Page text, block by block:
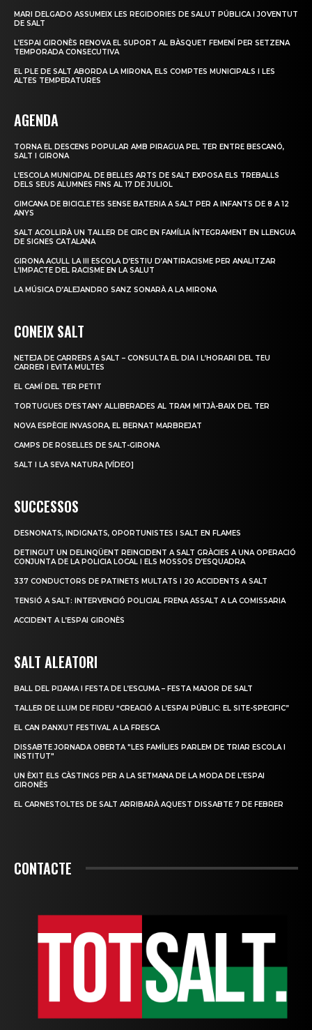
MARI DELGADO ASSUMEIX LES REGIDORIES DE SALUT PÚBLICA I JOVENTUT
DE SALT
L’ESPAI GIRONÈS RENOVA EL SUPORT AL BÀSQUET FEMENÍ PER SETZENA
TEMPORADA CONSECUTIVA
EL PLE DE SALT ABORDA LA MIRONA, ELS COMPTES MUNICIPALS I LES
ALTES TEMPERATURES
AGENDA
TORNA EL DESCENS POPULAR AMB PIRAGUA PEL TER ENTRE BESCANÓ,
SALT I GIRONA
L’ESCOLA MUNICIPAL DE BELLES ARTS DE SALT EXPOSA ELS TREBALLS
DELS SEUS ALUMNES FINS AL 17 DE JULIOL
GIMCANA DE BICICLETES SENSE BATERIA A SALT PER A INFANTS DE 8 A 12
ANYS
SALT ACOLLIRÀ UN TALLER DE CIRC EN FAMÍLIA ÍNTEGRAMENT EN LLENGUA
DE SIGNES CATALANA
GIRONA ACULL LA III ESCOLA D’ESTIU D’ANTIRACISME PER ANALITZAR
L’IMPACTE DEL RACISME EN LA SALUT
LA MÚSICA D’ALEJANDRO SANZ SONARÀ A LA MIRONA
CONEIX SALT
NETEJA DE CARRERS A SALT – CONSULTA EL DIA I L’HORARI DEL TEU
CARRER I EVITA MULTES
EL CAMÍ DEL TER PETIT
TORTUGUES D’ESTANY ALLIBERADES AL TRAM MITJÀ-BAIX DEL TER
NOVA ESPÈCIE INVASORA, EL BERNAT MARBREJAT
CAMPS DE ROSELLES DE SALT-GIRONA
SALT I LA SEVA NATURA [VÍDEO]
SUCCESSOS
DESNONATS, INDIGNATS, OPORTUNISTES I SALT EN FLAMES
DETINGUT UN DELINQÜENT REINCIDENT A SALT GRÀCIES A UNA OPERACIÓ
CONJUNTA DE LA POLICIA LOCAL I ELS MOSSOS D’ESQUADRA
337 CONDUCTORS DE PATINETS MULTATS I 20 ACCIDENTS A SALT
TENSIÓ A SALT: INTERVENCIÓ POLICIAL FRENA ASSALT A LA COMISSARIA
ACCIDENT A L’ESPAI GIRONÈS
SALT ALEATORI
BALL DEL PIJAMA I FESTA DE L’ESCUMA – FESTA MAJOR DE SALT
TALLER DE LLUM DE FIDEU “CREACIÓ A L’ESPAI PÚBLIC: EL SITE-SPECIFIC”
EL CAN PANXUT FESTIVAL A LA FRESCA
DISSABTE JORNADA OBERTA "LES FAMÍLIES PARLEM DE TRIAR ESCOLA I
INSTITUT"
UN ÈXIT ELS CÀSTINGS PER A LA SETMANA DE LA MODA DE L’ESPAI
GIRONÈS
EL CARNESTOLTES DE SALT ARRIBARÀ AQUEST DISSABTE 7 DE FEBRER
CONTACTE